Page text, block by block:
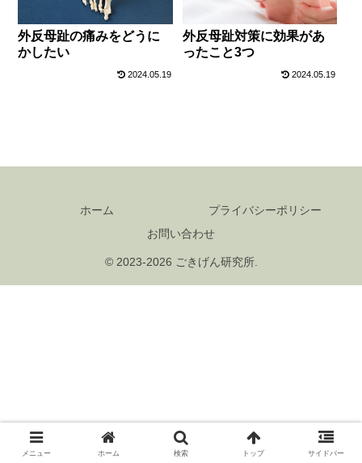
外反母趾の痛みをどうに
かしたい
2024.05.19
外反母趾対策に効果があ
ったこと3つ
2024.05.19
ホーム
プライバシーポリシー
お問い合わせ
© 2023-2026 ごきげん研究所.
メニュー ホーム 検索 トップ サイドバー